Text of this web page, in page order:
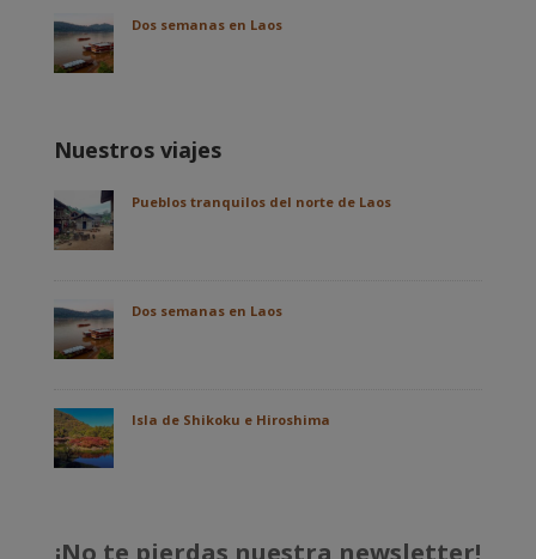
Dos semanas en Laos
Nuestros viajes
Pueblos tranquilos del norte de Laos
Dos semanas en Laos
Isla de Shikoku e Hiroshima
¡No te pierdas nuestra newsletter!